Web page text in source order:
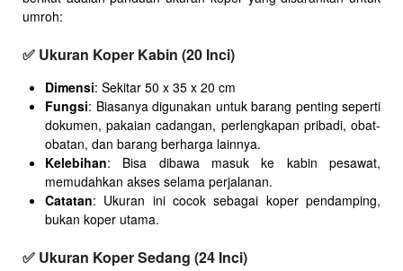
umroh:
✅ Ukuran Koper Kabin (20 Inci)
Dimensi: Sekitar 50 x 35 x 20 cm
Fungsi: Biasanya digunakan untuk barang penting seperti
dokumen, pakaian cadangan, perlengkapan pribadi, obat-
obatan, dan barang berharga lainnya.
Kelebihan: Bisa dibawa masuk ke kabin pesawat,
memudahkan akses selama perjalanan.
Catatan: Ukuran ini cocok sebagai koper pendamping,
bukan koper utama.
✅ Ukuran Koper Sedang (24 Inci)